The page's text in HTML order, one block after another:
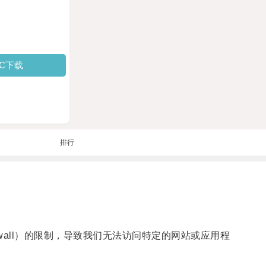
下载
排行
）的限制，导致我们无法访问特定的网站或应用程